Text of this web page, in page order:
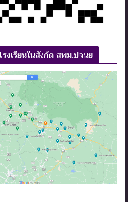
งเรียนในสังกัด สพม.ปจนย